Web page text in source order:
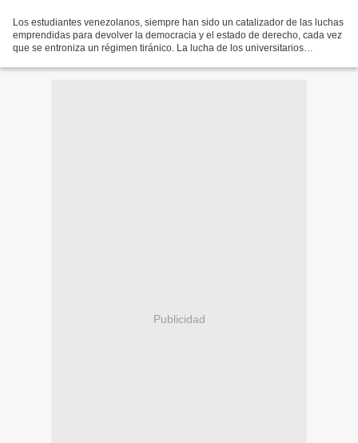
Los estudiantes venezolanos, siempre han sido un catalizador de las luchas
emprendidas para devolver la democracia y el estado de derecho, cada vez
que se entroniza un régimen tiránico. La lucha de los universitarios
Publicidad